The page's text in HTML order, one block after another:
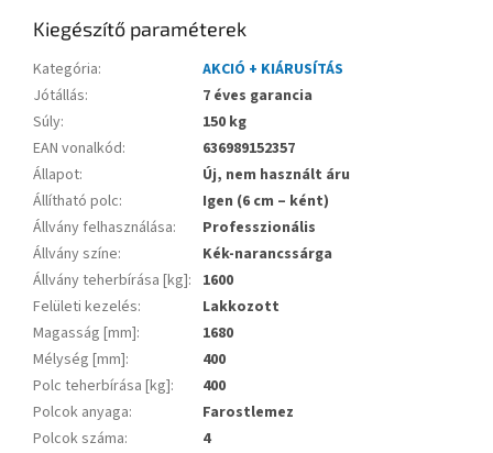
Kiegészítő paraméterek
Kategória:
AKCIÓ + KIÁRUSÍTÁS
Jótállás:
7 éves garancia
Súly:
150 kg
EAN vonalkód:
636989152357
Állapot:
Új, nem használt áru
Állítható polc:
Igen (6 cm – ként)
Állvány felhasználása:
Professzionális
Állvány színe:
Kék-narancssárga
Állvány teherbírása [kg]: 1600
Felületi kezelés:
Lakkozott
Magasság [mm]:
1680
Mélység [mm]:
400
Polc teherbírása [kg]:
400
Polcok anyaga:
Farostlemez
Polcok száma:
4